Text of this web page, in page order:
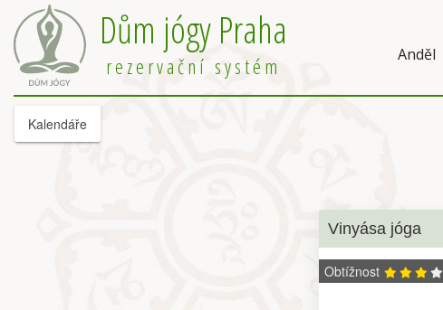
Dům jógy Praha
rezervační systém Anděl
Kalendáře
Vinyása jóga
Obtížnost